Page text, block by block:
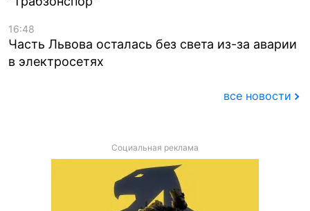
16:48
Часть Львова осталась без света из-за аварии
в электросетях
все новости
Социальная реклама